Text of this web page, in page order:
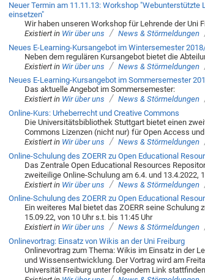
Neuer Termin am 11.11.13: Workshop
einsetzen"
Wir haben unseren Workshop für Lehrende der Uni
Existiert in Wir über uns / News & Störmeldungen
Neues E-Learning-Kursangebot im Wintersemester
Neben dem regulären Kursangebot bietet die
Existiert in Wir über uns / News & Störmeldungen
Neues E-Learning-Kursangebot im Sommersemester
Das aktuelle Angebot im Sommersemester:
Existiert in Wir über uns / News & Störmeldungen
Online-Kurs: Urheberrecht und Creative Commons
Die Universitätsbibliothek Stuttgart bietet einen
Commons Lizenzen (nicht nur) für Open Access und
Existiert in Wir über uns / News & Störmeldungen
Online-Schulung des ZOERR zu Open Educational
Das Zentrale Open Educational Resources
zweiteilige Online-Schulung am 6.4. und 13.4.2022,
Existiert in Wir über uns / News & Störmeldungen
Online-Schulung des ZOERR zu Open Educational
Ein weiteres Mal bietet das ZOERR seine Schulung
15.09.22, von 10 Uhr s.t. bis 11:45 Uhr
Existiert in Wir über uns / News & Störmeldungen
Onlinevortrag: Einsatz von Wikis an der Uni Freiburg
Onlinevortrag zum Thema: Wikis im Einsatz in der
und Wissensentwicklung. Der Vortrag wird am
Universität Freiburg unter folgendem Link